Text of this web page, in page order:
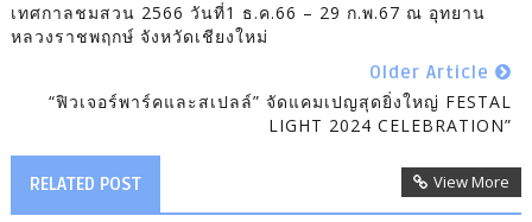
เทศกาลชมสวน 2566 วันที่1 ธ.ค.66 – 29 ก.พ.67 ณ อุทยาน
หลวงราชพฤกษ์ จังหวัดเชียงใหม่
Older Article
“ฟิวเจอร์พาร์คและสเปลล์” จัดแคมเปญสุดยิ่งใหญ่ FESTAL
LIGHT 2024 CELEBRATION”
RELATED POST View More